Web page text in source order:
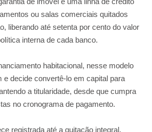
ou salas comerciais quitados
liberando até setenta por cento do valor
interna de cada banco.
habitacional, nesse modelo
e decide convertê-lo em capital para
a titularidade, desde que cumpra
no cronograma de pagamento.
registrada até a quitação integral,